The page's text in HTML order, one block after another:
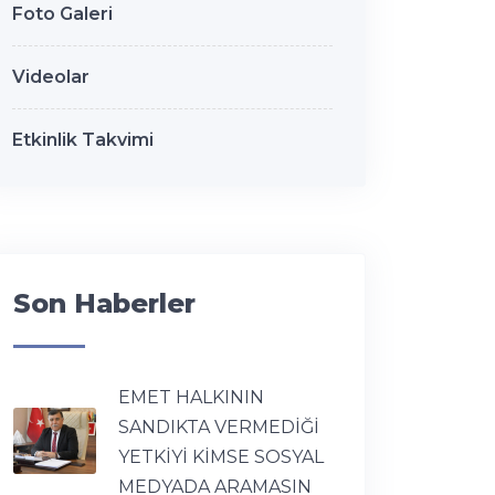
Foto Galeri
Videolar
Etkinlik Takvimi
Son Haberler
EMET HALKININ
SANDIKTA VERMEDİĞİ
YETKİYİ KİMSE SOSYAL
MEDYADA ARAMASIN